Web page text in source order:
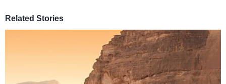
Related Stories